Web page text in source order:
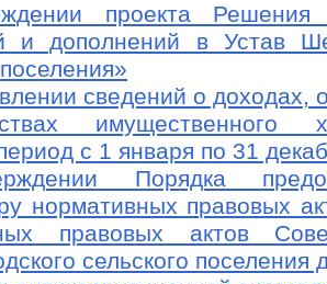
проекта
и дополнений в Устав
сведений о доходах,
имущественного
с 1 января по 31
Порядка
нормативных правовых
правовых актов
сельского поселения